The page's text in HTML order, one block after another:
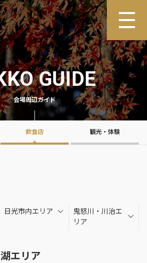
GUIDE
会場周辺ガイド
飲食店 観光・体験
日光市内エリア
鬼怒川・川治エ
リア
エリア